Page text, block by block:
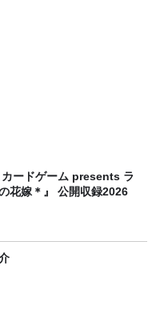
ードゲーム presents ラ
花嫁＊』 公開収録2026